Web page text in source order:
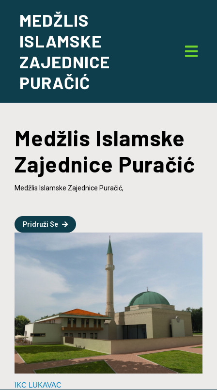
MEDŽLIS
ISLAMSKE
ZAJEDNICE
PURAČIĆ
Medžlis Islamske
Zajednice Puračić
Medžlis Islamske Zajednice Puračić,
Pridruži Se
IKC LUKAVAC